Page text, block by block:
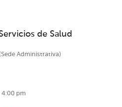
de Salud
Administrativa)
4:00 pm